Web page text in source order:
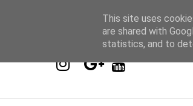
This site uses
are shared with
statistics, and to